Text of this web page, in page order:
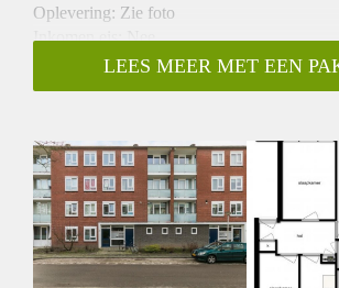
Oplevering: Zie foto
Inkomen eis: Nee
Garantiestelling mogelijk: Nee
Borg: 1 Maand
Huisdieren toegestaan: Afhankelijk van de
Huurtoeslag grens: Ja
Geschikt voor studenten: Afhankelijk van de
LEES MEER MET EEN